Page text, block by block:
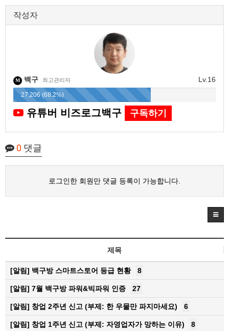
작성자
Lv.16
M 백구 최고관리자
27,206 (68.2%)
유튜버 비즈로그백구 구독하기
0 댓글
로그인한 회원만 댓글 등록이 가능합니다.
제목
[알림] 백구방 스마트스토어 등급 현황 8
[알림] 7월 백구방 파워&빅파워 인증 27
[알림] 창업 2주년 신고 (부제: 한 우물만 파지마세요) 6
[알림] 창업 1주년 신고 (부제: 자영업자가 망하는 이유) 8